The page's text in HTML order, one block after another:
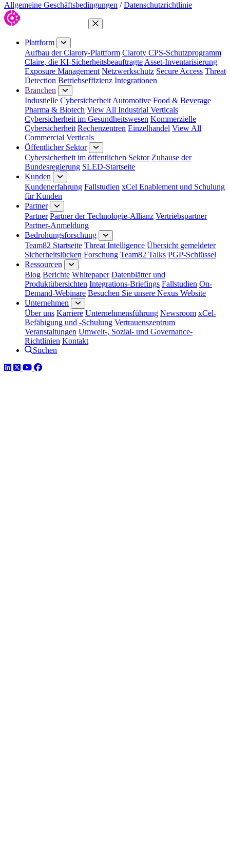
Allgemeine Geschäftsbedingungen / Datenschutzrichtlinie
Menü schließen
Plattform
Aufbau der Claroty-Plattform Claroty CPS-Schutzprogramm
Claire, die KI-Sicherheitsbeauftragte Asset-Inventarisierung
Exposure Management Netzwerkschutz Secure Access Threat
Detection Betriebseffizienz Integrationen
Branchen
Industielle Cybersicherheit Automotive Food & Beverage
Pharma & Biotech View All Industrial Verticals
Cybersicherheit im Gesundheitswesen Kommerzielle
Cybersicherheit Rechenzentren Einzelhandel View All
Commercial Verticals
Öffentlicher Sektor
Cybersicherheit im öffentlichen Sektor Zuhause der
Bundesregierung SLED-Startseite
Kunden
Kundenerfahrung Fallstudien xCel Enablement und Schulung
für Kunden
Partner
Partner Partner der Technologie-Allianz Vertriebspartner
Partner-Anmeldung
Bedrohungsforschung
Team82 Startseite Threat Intelligence Übersicht gemeldeter
Sicherheitslücken Forschung Team82 Talks PGP-Schlüssel
Ressourcen
Blog Berichte Whitepaper Datenblätter und
Produktübersichten Integrations-Briefings Fallstudien On-
Demand-Webinare Besuchen Sie unsere Nexus Website
Unternehmen
Über uns Karriere Unternehmensführung Newsroom xCel-
Befähigung und -Schulung Vertrauenszentrum
Veranstaltungen Umwelt-, Sozial- und Governance-
Richtlinien Kontakt
Suchen
LinkedIn
TwitterYouTube
Facebook